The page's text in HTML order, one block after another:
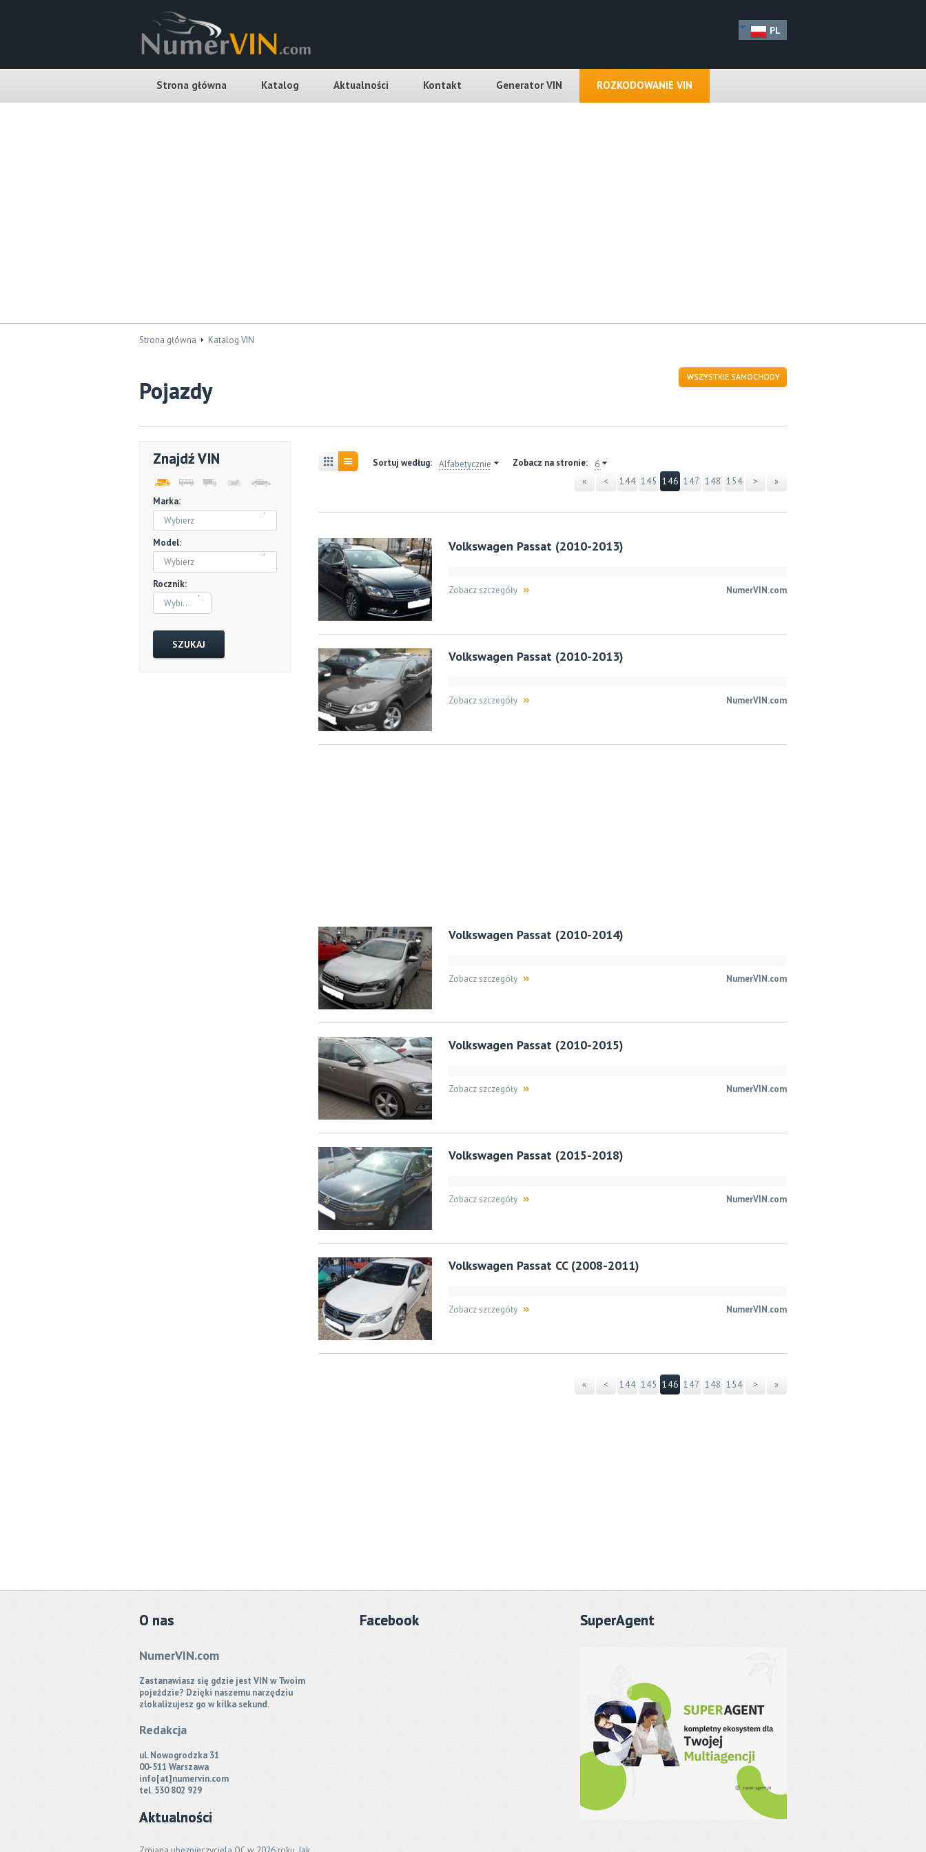
PL
Strona główna Katalog Aktualności Kontakt Generator VIN ROZKODOWANIE VIN
Strona główna Katalog VIN
WSZYSTKIE SAMOCHODY
Pojazdy
Znajdź VIN
Marka:
Wybierz
Model:
Wybierz
Rocznik:
Wybierz
Sortuj według: Alfabetycznie Zobacz na stronie:
6
«
< 144 145 146 147 148 154 > »
Volkswagen Passat (2010-2013)
NumerVIN.com
Zobacz szczegóły
Volkswagen Passat (2010-2013)
NumerVIN.com
Zobacz szczegóły
Volkswagen Passat (2010-2014)
NumerVIN.com
Zobacz szczegóły
Volkswagen Passat (2010-2015)
NumerVIN.com
Zobacz szczegóły
Volkswagen Passat (2015-2018)
NumerVIN.com
Zobacz szczegóły
Volkswagen Passat CC (2008-2011)
NumerVIN.com
Zobacz szczegóły
« < 144 145 146 147 148 154 > »
O nas
NumerVIN.com
Zastanawiasz się gdzie jest VIN w Twoim
pojeździe? Dzięki naszemu narzędziu
zlokalizujesz go w kilka sekund.
Redakcja
ul. Nowogrodzka 31
00-511 Warszawa
info[at]numervin.com
tel. 530 802 929
Aktualności
Facebook SuperAgent